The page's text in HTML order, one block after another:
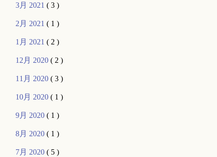
3月 2021( 3 )
2月 2021( 1 )
1月 2021( 2 )
12月 2020( 2 )
11月 2020( 3 )
10月 2020( 1 )
9月 2020( 1 )
8月 2020( 1 )
7月 2020( 5 )